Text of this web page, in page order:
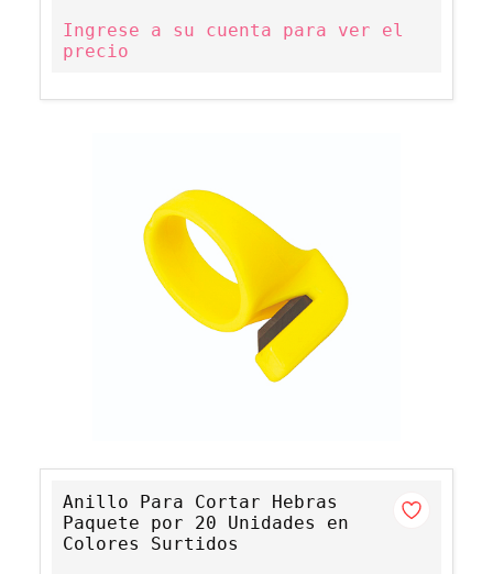
Ingrese a su cuenta para ver el
precio
Anillo Para Cortar Hebras
Paquete por 20 Unidades en
Colores Surtidos